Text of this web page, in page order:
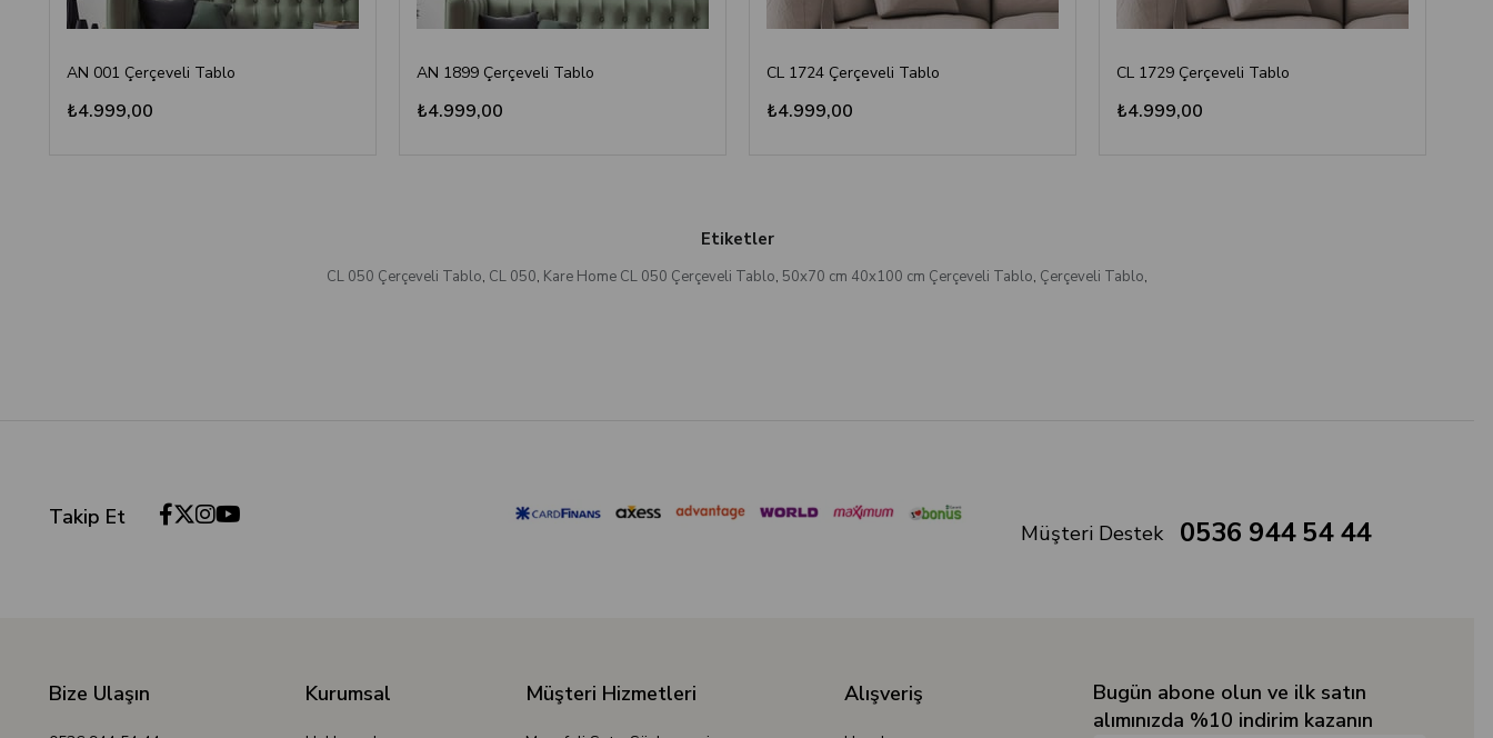
AN 001 Çerçeveli Tablo
₺4.999,00
AN 1899 Çerçeveli Tablo
₺4.999,00
CL 1724 Çerçeveli Tablo
₺4.999,00
CL 1729 Çerçeveli Tablo
₺4.999,00
Etiketler
CL 050 Çerçeveli Tablo, CL 050, Kare Home CL 050 Çerçeveli Tablo, 50x70 cm 40x100 cm Çerçeveli Tablo, Çerçeveli Tablo,
Takip Et
Müşteri Destek 0536 944 54 44
Bize Ulaşın Kurumsal Müşteri Hizmetleri Alışveriş
Bugün abone olun ve ilk satın
alımınızda %10 indirim kazanın